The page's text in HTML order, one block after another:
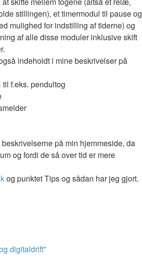
stillingen), et timermodul til pause og
mulighed for indstilling af tiderne) og
af alle disse moduler inklusive skift
indeholdt i mine beskrivelser på
f.eks. pendultog
på min hjemmeside, da
og fordi de så over tid er mere
og punktet Tips og sådan har jeg gjort.
digitaldrift"